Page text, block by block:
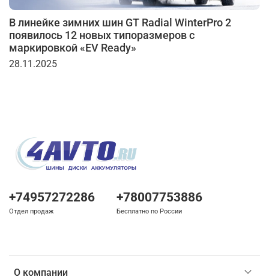
В линейке зимних шин GT Radial WinterPro 2
появилось 12 новых типоразмеров с
маркировкой «EV Ready»
28.11.2025
О компании
+74957272286
Отдел продаж
+78007753886
Бесплатно по России